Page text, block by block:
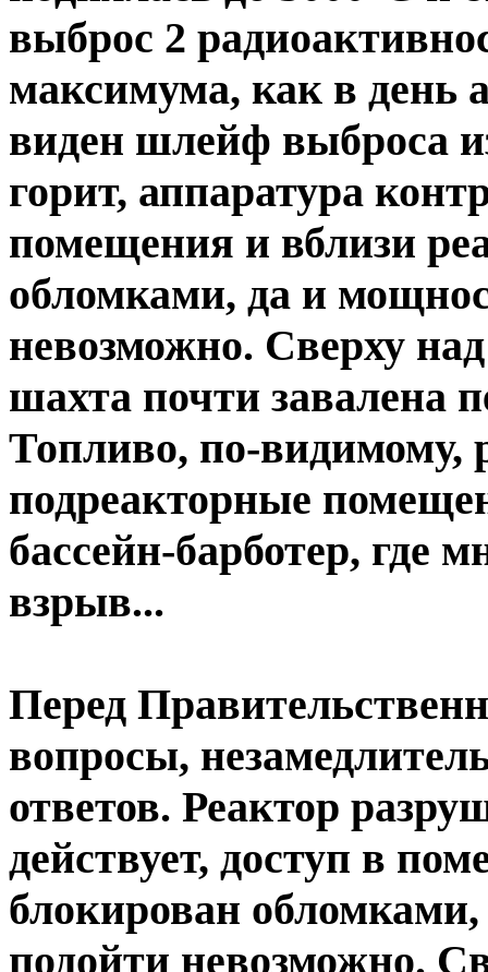
выброс 2
максимума, как в день
виден шлейф выброса
горит, аппаратура
помещения и вблизи
обломками, да и
невозможно. Сверху
шахта почти завалена
Топливо, по-видимому,
подреакторные
бассейн-барботер, где
взрыв...
Перед
вопросы,
ответов. Реактор
действует, доступ в
блокирован
подойти невозможно.